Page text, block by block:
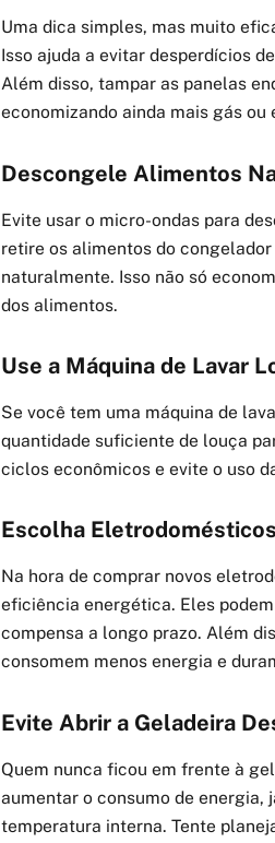
Uma dica simples, mas muito
Isso ajuda a evitar desperdícios
Além disso, tampar as panelas
economizando ainda mais gás ou
Descongele Alimentos
Evite usar o micro-ondas para
retire os alimentos do
naturalmente. Isso não só
dos alimentos.
Use a Máquina de Lavar
Se você tem uma máquina de
quantidade suficiente de louça
ciclos econômicos e evite o uso
Escolha
Na hora de comprar novos
eficiência energética. Eles
compensa a longo prazo. Além
consomem menos energia e
Evite Abrir a Geladeira
Quem nunca ficou em frente à
aumentar o consumo de energia,
temperatura interna. Tente